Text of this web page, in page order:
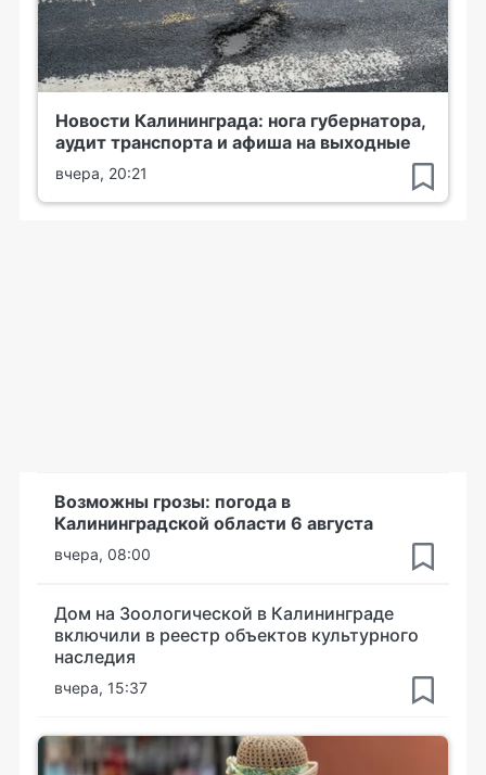
Новости Калининграда: нога губернатора,
аудит транспорта и афиша на выходные
вчера, 20:21
Возможны грозы: погода в
Калининградской области 6 августа
вчера, 08:00
Дом на Зоологической в Калининграде
включили в реестр объектов культурного
наследия
вчера, 15:37